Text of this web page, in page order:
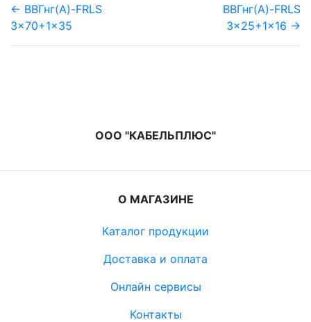
← ВВГнг(A)-FRLS
3x70+1x35
ВВГнг(A)-FRLS
3x25+1x16 →
ООО "КАБЕЛЬПЛЮС"
О МАГАЗИНЕ
Каталог продукции
Доставка и оплата
Онлайн сервисы
Контакты